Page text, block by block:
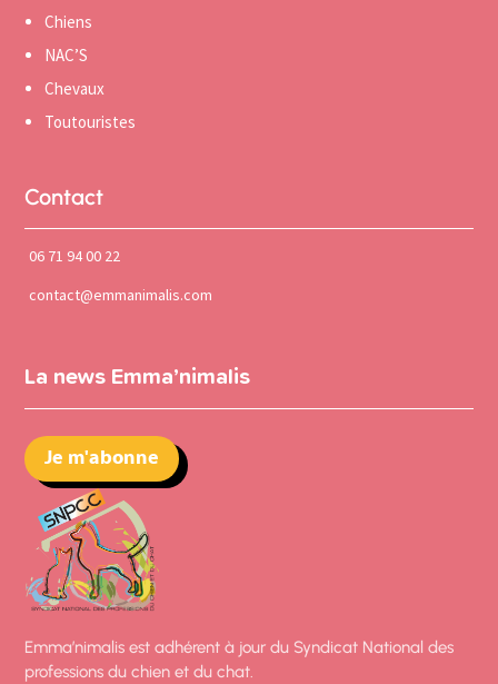
Chiens
NAC’S
Chevaux
Toutouristes
Contact
06 71 94 00 22
contact@emmanimalis.com
La news Emma’nimalis
Je m'abonne
Emma’nimalis est adhérent à jour du Syndicat National des
professions du chien et du chat.